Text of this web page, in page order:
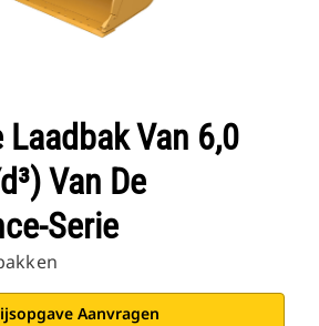
Van 6,0
Van De
Serie
Aanvragen